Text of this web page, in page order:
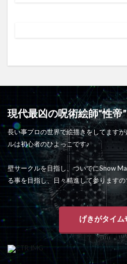
現代最凶の呪術絵師“性帝
長い事プロの世界で絵描きをしてます
ルは初心者のひよっこです♪
壁サークルを目指し、ついでにSnow
る事を目指し、日々精進して参ります
げきがタイム